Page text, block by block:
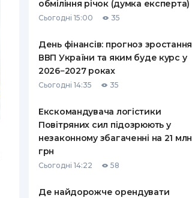
обміління річок (думка експерта)
Сьогодні 15:00 35
День фінансів: прогноз зростання
ВВП України та яким буде курс у
2026−2027 роках
Сьогодні 14:35 35
Екскомандувача логістики
Повітряних сил підозрюють у
незаконному збагаченні на 21 млн
грн
Сьогодні 14:22 58
Де найдорожче орендувати